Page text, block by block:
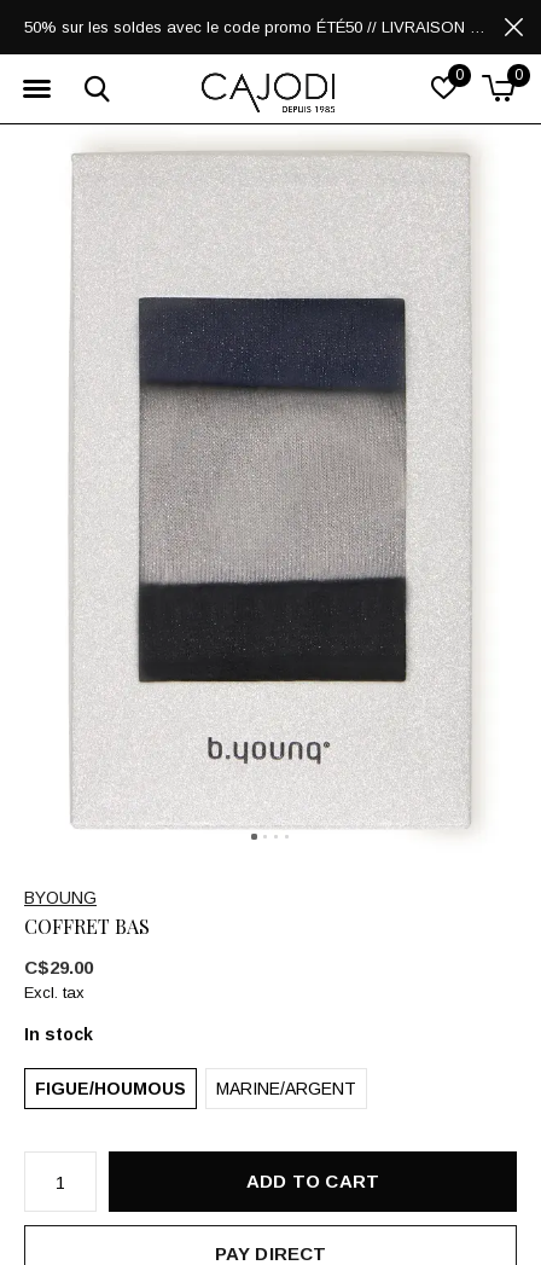
0 0
50% sur les soldes avec le code promo ÉTÉ50 // LIVRAISON GRATUITE POUR LES ACHATS DE 250$ ET PLUS
BYOUNG
COFFRET BAS
C$29.00
Excl. tax
In stock
FIGUE/HOUMOUS MARINE/ARGENT
ADD TO CART
PAY DIRECT